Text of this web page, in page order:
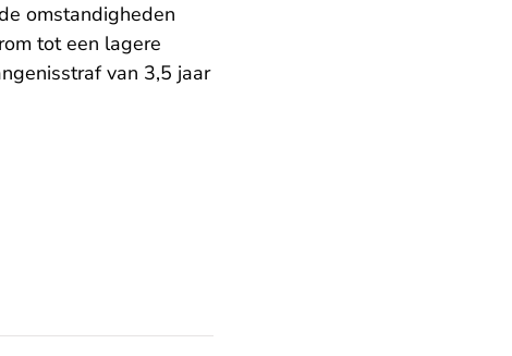
omstandigheden
tot een lagere
van 3,5 jaar